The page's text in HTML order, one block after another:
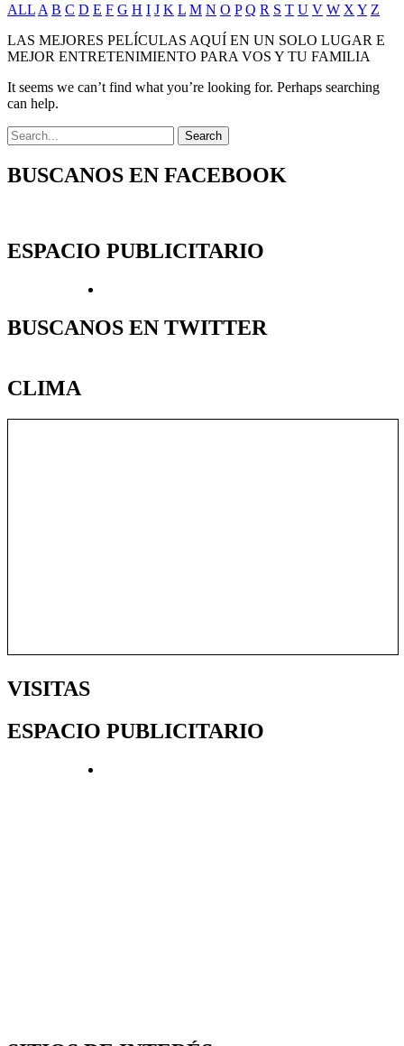
ALL A B C D E F G H I J K L M N O P Q R S T U V W X Y Z
LAS MEJORES PELÍCULAS AQUÍ EN UN SOLO LUGAR E
MEJOR ENTRETENIMIENTO PARA VOS Y TU FAMILIA
It seems we can’t find what you’re looking for. Perhaps searching
can help.
BUSCANOS EN FACEBOOK
ESPACIO PUBLICITARIO
BUSCANOS EN TWITTER
CLIMA
VISITAS
ESPACIO PUBLICITARIO